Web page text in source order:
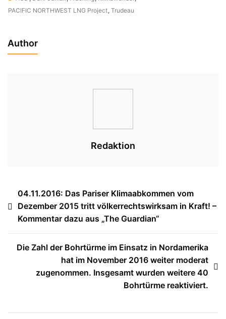
PACIFIC NORTHWEST LNG Project, Trudeau
Author
Redaktion
Beitragsnavigation
04.11.2016: Das Pariser Klimaabkommen vom
Dezember 2015 tritt völkerrechtswirksam in Kraft! –
Kommentar dazu aus „The Guardian“
Die Zahl der Bohrtürme im Einsatz in Nordamerika
hat im November 2016 weiter moderat
zugenommen. Insgesamt wurden weitere 40
Bohrtürme reaktiviert.